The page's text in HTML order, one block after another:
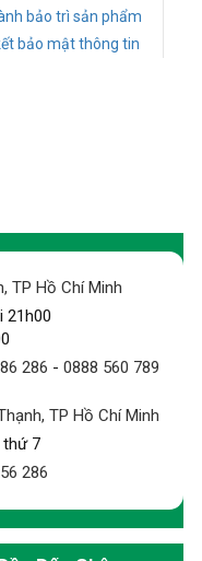
bảo trì sản phẩm
bảo mật thông tin
TP Hồ Chí Minh
21h00
286 -0888 560 789
TP Hồ Chí Minh
thứ 7
286